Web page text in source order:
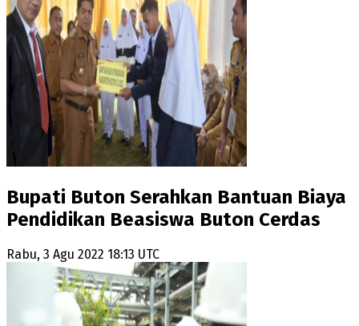
Bupati Buton Serahkan Bantuan Biaya
Pendidikan Beasiswa Buton Cerdas
Rabu, 3 Agu 2022 18:13 UTC